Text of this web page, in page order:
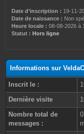
Date d’inscription : 19-11-
Date de naissance : Non
Heure locale : 08-08-2026 à
Statut : Hors ligne
Informations sur
Inscrit le :
Dernière visite
Nombre total de
messages :